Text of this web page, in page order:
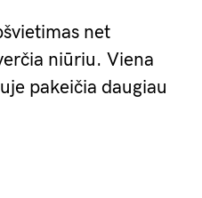
net
niūriu. Viena
pakeičia daugiau